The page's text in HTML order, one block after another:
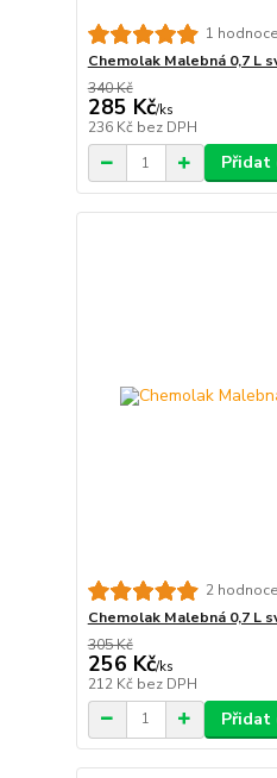
1
Chemolak Malebná 0,7 L
340 Kč
285 Kč/ks
236 Kč bez DPH
Přidat
2
Chemolak Malebná 0,7 L
305 Kč
256 Kč/ks
212 Kč bez DPH
Přidat